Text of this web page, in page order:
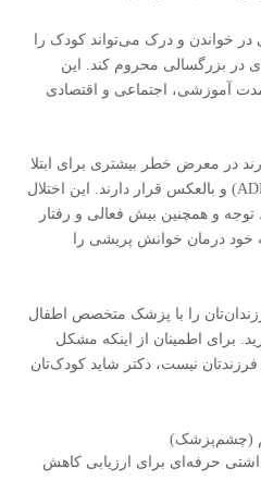
در خواندن و درک می‌تواند کودک را
در بزرگسالی محروم کند. این
آموزشی، اجتماعی و اقتصادی
در معرض خطر بیشتری برای ابتلا
به نقص‌ توجه/بیش ‌فعالی (ADHD) و بالعکس قرار دارند. این اختلال
و همچنین بیش ‌فعالی و رفتار
خود درمان خوانش ‌پریشی را
را با پزشک متخصص اطفال
برای اطمینان از اینکه مشکل
نیست، دکتر شاید کودک‌تان
(چشم‌پزشک)
حرفه‌ای برای ارزیابی کاهش